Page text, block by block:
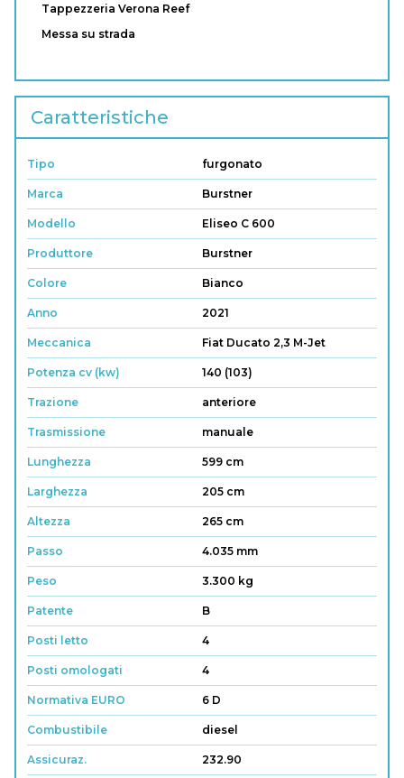
Tappezzeria Verona Reef
Messa su strada
Caratteristiche
Tipo furgonato
Marca Burstner
Modello Eliseo C 600
Produttore Burstner
Colore Bianco
Anno 2021
Meccanica Fiat Ducato 2,3 M-Jet
Potenza cv (kw) 140 (103)
Trazione anteriore
Trasmissione manuale
Lunghezza 599 cm
Larghezza 205 cm
Altezza 265 cm
Passo 4.035 mm
Peso 3.300 kg
Patente B
Posti letto 4
Posti omologati 4
Normativa EURO 6 D
Combustibile diesel
Assicuraz. 232.90